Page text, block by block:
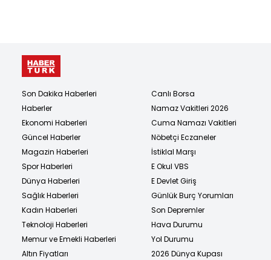
Son Dakika Haberleri
Haberler
Ekonomi Haberleri
Güncel Haberler
Magazin Haberleri
Spor Haberleri
Dünya Haberleri
Sağlık Haberleri
Kadın Haberleri
Teknoloji Haberleri
Memur ve Emekli Haberleri
Altın Fiyatları
Canlı Borsa
Namaz Vakitleri 2026
Cuma Namazı Vakitleri
Nöbetçi Eczaneler
İstiklal Marşı
E Okul VBS
E Devlet Giriş
Günlük Burç Yorumları
Son Depremler
Hava Durumu
Yol Durumu
2026 Dünya Kupası